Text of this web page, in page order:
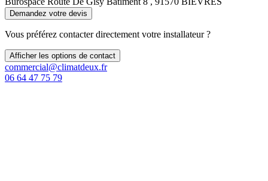
Demandez votre devis
Vous préférez contacter directement votre installateur ?
Afficher les options de contact
commercial@climatdeux.fr
06 64 47 75 79